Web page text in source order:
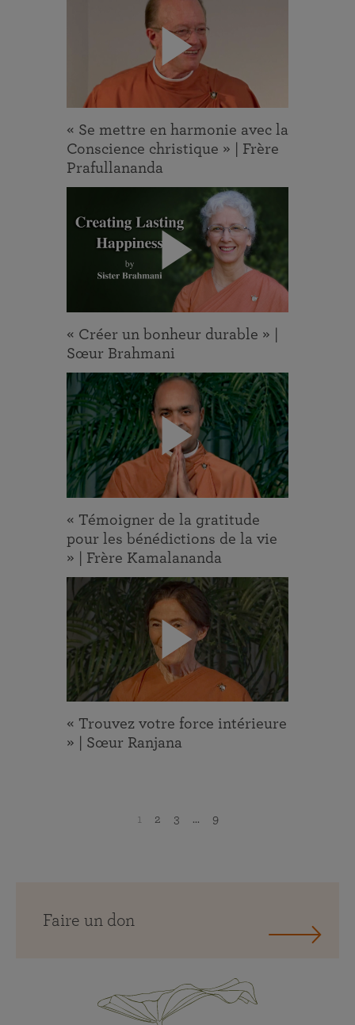
« Se mettre en harmonie avec la
Conscience christique » | Frère
Prafullananda
« Créer un bonheur durable » |
Sœur Brahmani
« Témoigner de la gratitude
pour les bénédictions de la vie
» | Frère Kamalananda
« Trouvez votre force intérieure
» | Sœur Ranjana
1 2 3 ... 9
Faire un don